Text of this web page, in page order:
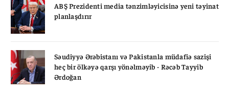
ABŞ Prezidenti media tənzimləyicisinə yeni təyinat
planlaşdırır
Səudiyyə Ərəbistanı və Pakistanla müdafiə sazişi
heç bir ölkəyə qarşı yönəlməyib - Rəcəb Tayyib
Ərdoğan